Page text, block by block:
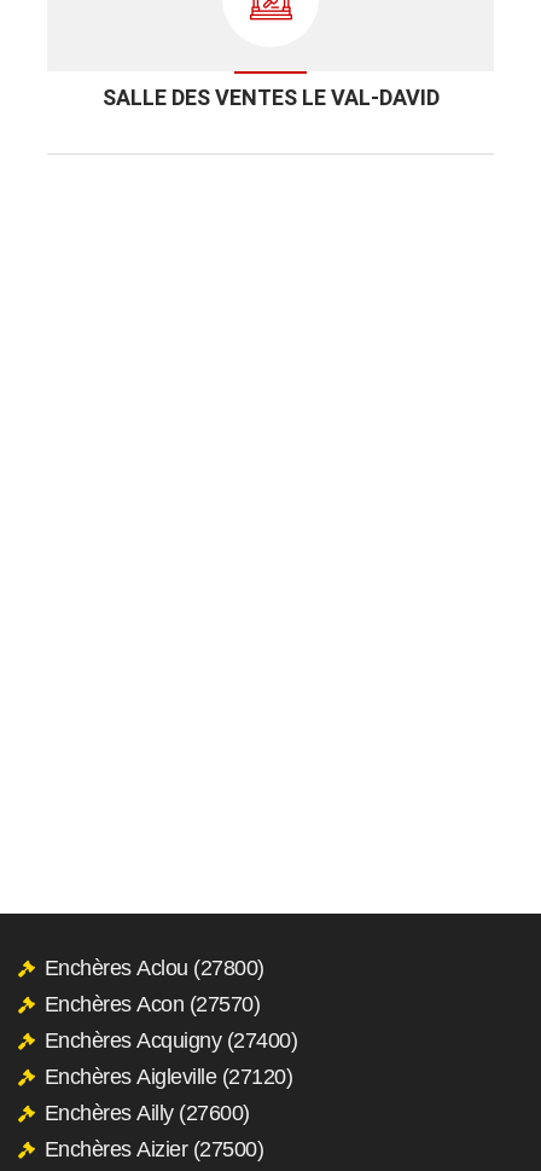
SALLE DES VENTES LE VAL-DAVID
Enchères Aclou (27800)
Enchères Acon (27570)
Enchères Acquigny (27400)
Enchères Aigleville (27120)
Enchères Ailly (27600)
Enchères Aizier (27500)